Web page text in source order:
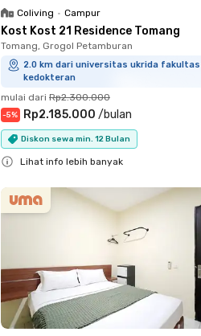
Coliving • Campur
Kost Kost 21 Residence Tomang
Tomang, Grogol Petamburan
2.0 km dari universitas ukrida fakultas
kedokteran
mulai dari Rp2.300.000
-5% Rp2.185.000 /bulan
Diskon sewa min. 12 Bulan
Lihat info lebih banyak